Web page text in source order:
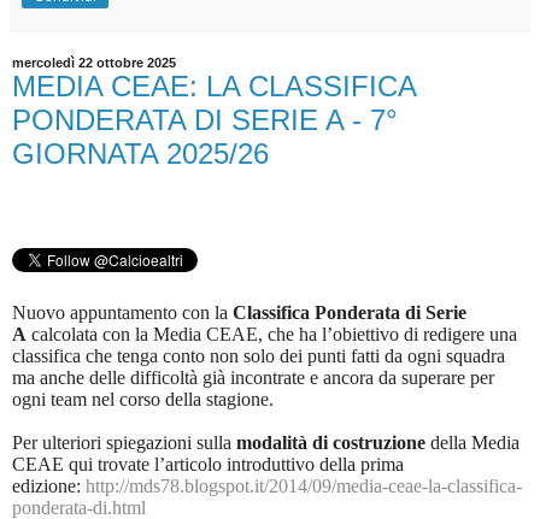
mercoledì 22 ottobre 2025
MEDIA CEAE: LA CLASSIFICA
PONDERATA DI SERIE A - 7°
GIORNATA 2025/26
Nuovo appuntamento con la Classifica Ponderata di Serie
A calcolata con la Media CEAE, che ha l’obiettivo di redigere una
classifica che tenga conto non solo dei punti fatti da ogni squadra
ma anche delle difficoltà già incontrate e ancora da superare per
ogni team nel corso della stagione.
Per ulteriori spiegazioni sulla modalità di costruzione della Media
CEAE qui trovate l’articolo introduttivo della prima
edizione: http://mds78.blogspot.it/2014/09/media-ceae-la-classifica-
ponderata-di.html